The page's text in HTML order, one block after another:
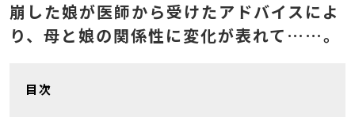
崩した娘が医師から受けたアドバイスによ
り、母と娘の関係性に変化が表れて……。
目次